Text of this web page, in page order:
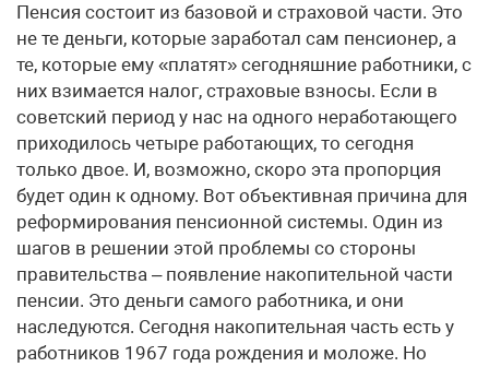
Пенсия состоит из базовой и страховой части. Это
не те деньги, которые заработал сам пенсионер, а
те, которые ему «платят» сегодняшние работники, с
них взимается налог, страховые взносы. Если в
советский период у нас на одного неработающего
приходилось четыре работающих, то сегодня
только двое. И, возможно, скоро эта пропорция
будет один к одному. Вот объективная причина для
реформирования пенсионной системы. Один из
шагов в решении этой проблемы со стороны
правительства – появление накопительной части
пенсии. Это деньги самого работника, и они
наследуются. Сегодня накопительная часть есть у
работников 1967 года рождения и моложе. Но